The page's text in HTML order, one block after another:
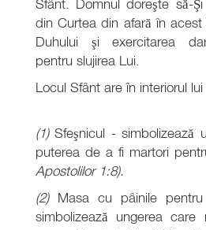
Sfânt. Domnul doreşte să-
din Curtea din afară în
Duhului şi exercitarea
pentru slujirea Lui.
Locul Sfânt are în interiorul
(1)Sfeşnicul - simbolizează
puterea de a fi martori
Apostolilor 1:8).
(2) Masa cu pâinile
simbolizează ungerea